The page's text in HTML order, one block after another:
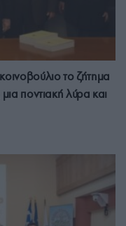
το ζήτημα
ποντιακή λύρα και